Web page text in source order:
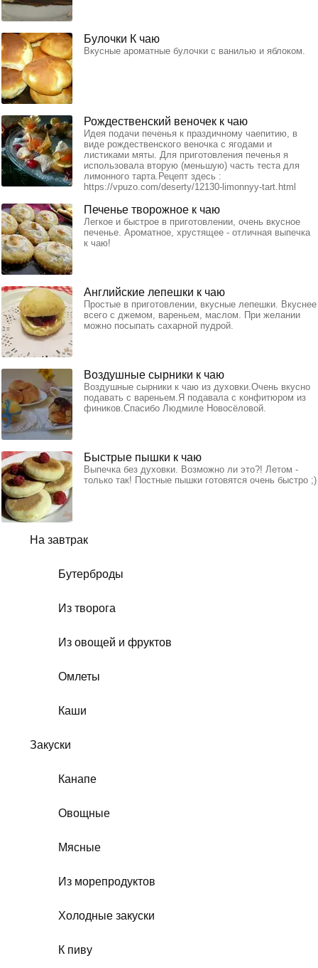
На завтрак
Бутерброды
Из творога
Из овощей и фруктов
Омлеты
Каши
Закуски
Канапе
Овощные
Мясные
Из морепродуктов
Холодные закуски
К пиву
Булочки К чаю
Вкусные ароматные булочки с ванилью и яблоком.
Рождественский веночек к чаю
Идея подачи печенья к праздичному чаепитию, в
виде рождественского веночка с ягодами и
листиками мяты. Для приготовления печенья я
использовала вторую (меньшую) часть теста для
лимонного тарта.Рецепт здесь :
https://vpuzo.com/deserty/12130-limonnyy-tart.html
Печенье творожное к чаю
Легкое и быстрое в приготовлении, очень вкусное
печенье. Ароматное, хрустящее - отличная выпечка
к чаю!
Английские лепешки к чаю
Простые в приготовлении, вкусные лепешки. Вкуснее
всего с джемом, вареньем, маслом. При желании
можно посыпать сахарной пудрой.
Воздушные сырники к чаю
Воздушные сырники к чаю из духовки.Очень вкусно
подавать с вареньем.Я подавала с конфитюром из
фиников.Спасибо Людмиле Новосёловой.
Быстрые пышки к чаю
Выпечка без духовки. Возможно ли это?! Летом -
только так! Постные пышки готовятся очень быстро ;)